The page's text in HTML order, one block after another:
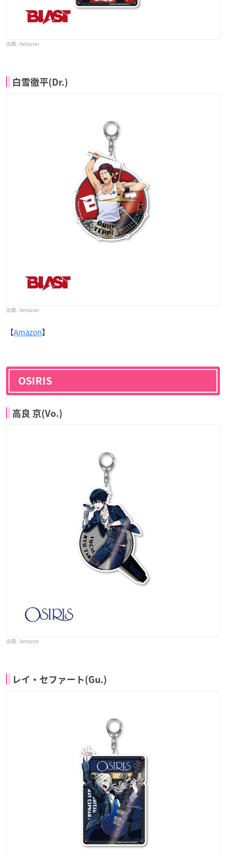
Amazon
白雪徹平(Dr.)
Amazon
【Amazon】
OSIRIS
高良 京(Vo.)
Amazon
レイ・セファート(Gu.)